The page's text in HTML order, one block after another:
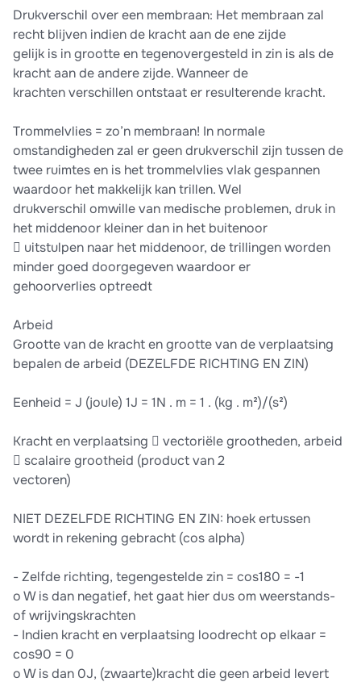
Drukverschil over een membraan: Het membraan zal
recht blijven indien de kracht aan de ene zijde
gelijk is in grootte en tegenovergesteld in zin is als de
kracht aan de andere zijde. Wanneer de
krachten verschillen ontstaat er resulterende kracht.
Trommelvlies = zo’n membraan! In normale
omstandigheden zal er geen drukverschil zijn tussen de
twee ruimtes en is het trommelvlies vlak gespannen
waardoor het makkelijk kan trillen. Wel
drukverschil omwille van medische problemen, druk in
het middenoor kleiner dan in het buitenoor
 uitstulpen naar het middenoor, de trillingen worden
minder goed doorgegeven waardoor er
gehoorverlies optreedt
Arbeid
Grootte van de kracht en grootte van de verplaatsing
bepalen de arbeid (DEZELFDE RICHTING EN ZIN)
Eenheid = J (joule) 1J = 1N . m = 1 . (kg . m²)/(s²)
Kracht en verplaatsing  vectoriële grootheden, arbeid
 scalaire grootheid (product van 2
vectoren)
NIET DEZELFDE RICHTING EN ZIN: hoek ertussen
wordt in rekening gebracht (cos alpha)
- Zelfde richting, tegengestelde zin = cos180 = -1
o W is dan negatief, het gaat hier dus om weerstands-
of wrijvingskrachten
- Indien kracht en verplaatsing loodrecht op elkaar =
cos90 = 0
o W is dan 0J, (zwaarte)kracht die geen arbeid levert